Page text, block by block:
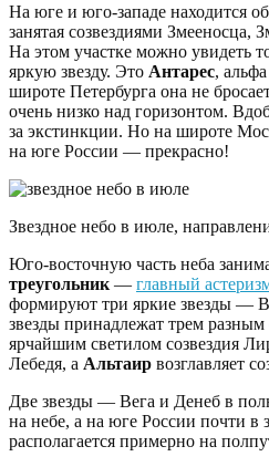
На юге и юго-западе находится
занятая созвездиями Змееносца,
На этом участке можно увидеть
яркую звезду. Это Антарес,
широте Петербурга она не
очень низко над горизонтом.
за экстинкции. Но на широте
на юге России — прекрасно!
Звездное небо в июле,
Юго-восточную часть неба
треугольник — главный
формируют три яркие звезды —
звезды принадлежат трем разным
ярчайшим светилом созвездия
Лебедя, а Альтаир возглавляет
Две звезды — Вега и Денеб в
на небе, а на юге России почти в
располагается примерно на